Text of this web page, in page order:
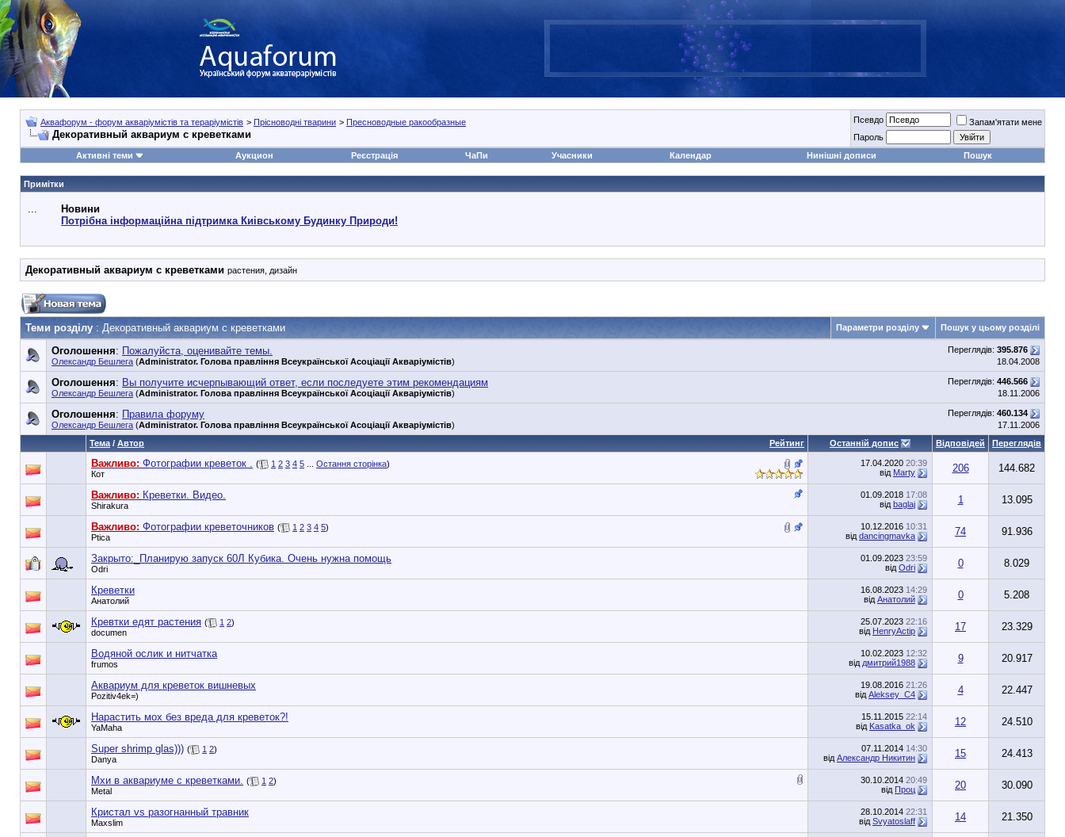
Аквафорум - форум акваріумістів та тераріумістів > Прісноводні тварини > Пресноводные ракообразные
Декоративный аквариум с креветками
Псевдо
Запам'ятати мене
Пароль
Активні теми
Аукцион Реєстрація ЧаПи Учасники Календар Нинішні дописи Пошук
Примітки
...
Новини
Потрібна інформаційна підтримка Киівському Будинку Природи!
Декоративный аквариум с креветками растения, дизайн
Теми розділу : Декоративный аквариум с креветками Параметри розділу Пошук у цьому розділі
Переглядів: 395.876
Оголошення: Пожалуйста, оценивайте темы.
18.04.2008
Олександр Бешлега (Administrator. Голова правління Всеукраїнської Асоціації Акваріумістів)
Переглядів: 446.566
Оголошення: Вы получите исчерпывающий ответ, если последуете этим рекомендациям
18.11.2006
Олександр Бешлега (Administrator. Голова правління Всеукраїнської Асоціації Акваріумістів)
Переглядів: 460.134
Оголошення: Правила форуму
17.11.2006
Олександр Бешлега (Administrator. Голова правління Всеукраїнської Асоціації Акваріумістів)
Рейтинг
Тема / Автор Останній допис Відповідей Переглядів
Важливо: Фотографии креветок . ( 1 2 3 4 5 Остання сторінка)
Кот
17.04.2020 20:39
від Marty 206 144.682
Важливо: Креветки. Видео.
Shirakura
01.09.2018 17:08
від baglaj 1 13.095
Важливо: Фотографии креветочников ( 1 2 3 4 5)
Ptica
10.12.2016 10:31
від dancingmavka 74 91.936
Закрыто:_ Планирую запуск 60Л Кубика. Очень нужна помощь
Odri
01.09.2023 23:59
від Odri 0 8.029
Креветки
Анатолий
16.08.2023 14:29
від Анатолий 0 5.208
Кревтки едят растения ( 1 2)
documen
25.07.2023 22:16
від HenryActip 17 23.329
Водяной ослик и нитчатка
frumos
10.02.2023 12:32
від дмитрий1988 9 20.917
Аквариум для креветок вишневых
Pozitiv4ek=)
19.08.2016 21:26
від Aleksey_C4 4 22.447
Нарастить мох без вреда для креветок?!
YaMaha
15.11.2015 22:14
від Kasatka_ok 12 24.510
Super shrimp glas))) ( 1 2)
Danya
07.11.2014 14:30
від Александр Никитин 15 24.413
Мхи в аквариуме с креветками. ( 1 2)
Metal
30.10.2014 20:49
від Проц 20 30.090
Кристал vs разогнанный травник
Maxslim
28.10.2014 22:31
від Svyatoslaff 14 21.350